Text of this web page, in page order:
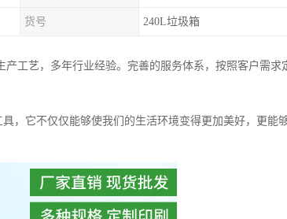
货号 240L垃圾箱
工艺，多年行业经验。完善的服务体系，按照客户需求
，它不仅仅能够使我们的生活环境变得更加美好，更能